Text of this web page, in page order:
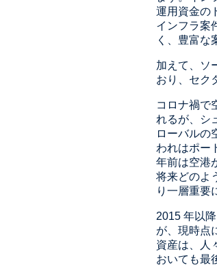
運用資金の
インフラ案
く、豊富な
加えて、ソ
おり、セク
コロナ禍で
れるが、シ
ローバルの
われはポー
年前は空港
将来どのよ
り一層重要
2015 年以
が、現時点
資産は、人
おいても最